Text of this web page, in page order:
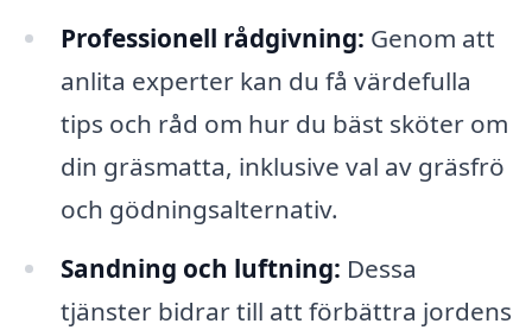
Professionell rådgivning: Genom att
anlita experter kan du få värdefulla
tips och råd om hur du bäst sköter om
din gräsmatta, inklusive val av gräsfrö
och gödningsalternativ.
Sandning och luftning: Dessa
tjänster bidrar till att förbättra jordens